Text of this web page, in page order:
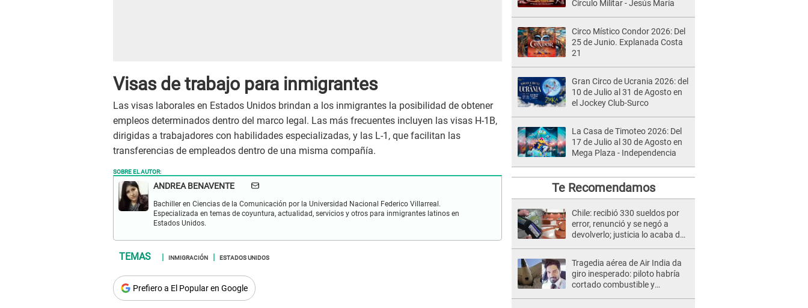
Visas de trabajo para inmigrantes
Las visas laborales en Estados Unidos brindan a los inmigrantes la posibilidad de obtener
empleos determinados dentro del marco legal. Las más frecuentes incluyen las visas H-1B,
dirigidas a trabajadores con habilidades especializadas, y las L-1, que facilitan las
transferencias de empleados dentro de una misma compañía.
SOBRE EL AUTOR:
ANDREA BENAVENTE
Bachiller en Ciencias de la Comunicación por la Universidad Nacional Federico Villarreal.
Especializada en temas de coyuntura, actualidad, servicios y otros para inmigrantes latinos en
Estados Unidos.
INMIGRACIÓN ESTADOS UNIDOS
Prefiero a El Popular en Google
Círculo Militar - Jesús María
Circo Místico Condor 2026: Del
25 de Junio. Explanada Costa
21
Gran Circo de Ucrania 2026: del
10 de Julio al 31 de Agosto en
el Jockey Club-Surco
La Casa de Timoteo 2026: Del
17 de Julio al 30 de Agosto en
Mega Plaza - Independencia
Te Recomendamos
Chile: recibió 330 sueldos por
error, renunció y se negó a
devolverlo; justicia lo acaba de
Tragedia aérea de Air India da
giro inesperado: piloto habría
cortado combustible y